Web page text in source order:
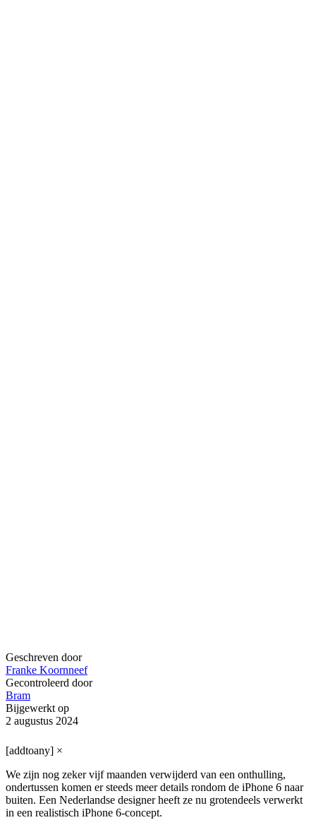
Geschreven door
Franke Koornneef
Gecontroleerd door
Bram
Bijgewerkt op
2 augustus 2024
[addtoany] ×
We zijn nog zeker vijf maanden verwijderd van een onthulling,
ondertussen komen er steeds meer details rondom de iPhone 6 naar
buiten. Een Nederlandse designer heeft ze nu grotendeels verwerkt
in een realistisch iPhone 6-concept.